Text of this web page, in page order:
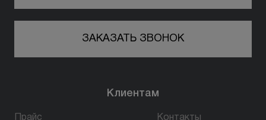
ЗАКАЗАТЬ ЗВОНОК
Клиентам
Прайс Контакты